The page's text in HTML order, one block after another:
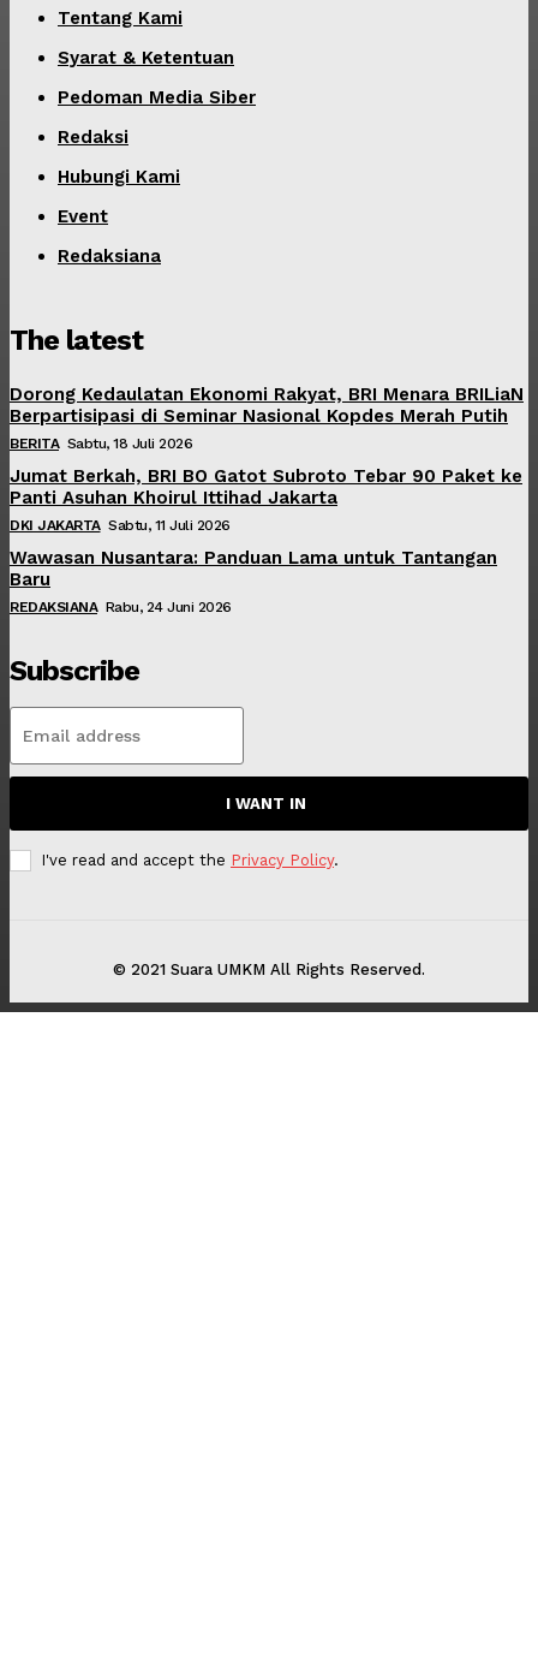
Tentang Kami
Syarat & Ketentuan
Pedoman Media Siber
Redaksi
Hubungi Kami
Event
Redaksiana
The latest
Dorong Kedaulatan Ekonomi Rakyat, BRI Menara BRILiaN
Berpartisipasi di Seminar Nasional Kopdes Merah Putih
BERITA Sabtu, 18 Juli 2026
Jumat Berkah, BRI BO Gatot Subroto Tebar 90 Paket ke
Panti Asuhan Khoirul Ittihad Jakarta
DKI JAKARTA Sabtu, 11 Juli 2026
Wawasan Nusantara: Panduan Lama untuk Tantangan
Baru
REDAKSIANA Rabu, 24 Juni 2026
Subscribe
I WANT IN
I've read and accept the Privacy Policy.
© 2021 Suara UMKM All Rights Reserved.